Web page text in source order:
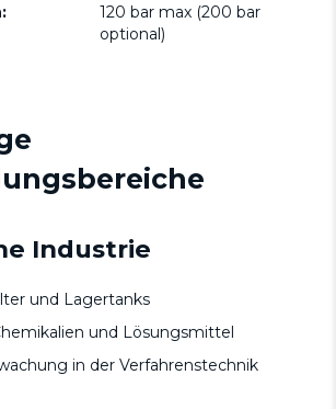
120 bar max (200 bar
optional)
Industrie
und Lagertanks
und Lösungsmittel
in der Verfahrenstechnik